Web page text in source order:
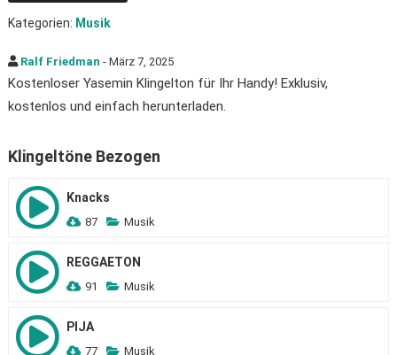
Kategorien: Musik
Ralf Friedman - März 7, 2025
Kostenloser Yasemin Klingelton für Ihr Handy! Exklusiv,
kostenlos und einfach herunterladen.
Klingeltöne Bezogen
Knacks
87 Musik
REGGAETON
91 Musik
PIJA
77 Musik